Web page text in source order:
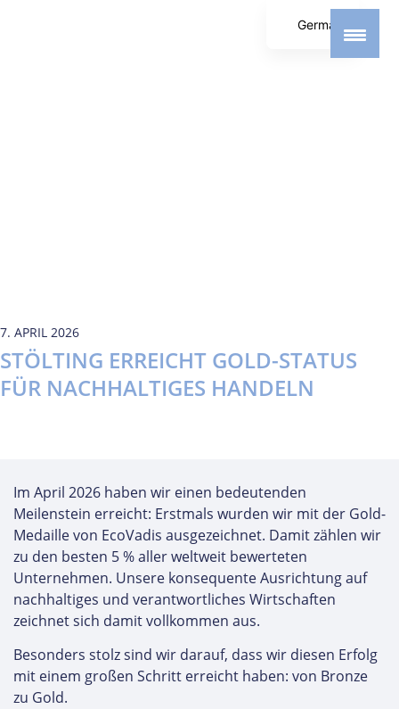
7. APRIL 2026
STÖLTING ERREICHT GOLD-STATUS
FÜR NACHHALTIGES HANDELN
Im April 2026 haben wir einen bedeutenden
Meilenstein erreicht: Erstmals wurden wir mit der Gold-
Medaille von EcoVadis ausgezeichnet. Damit zählen wir
zu den besten 5 % aller weltweit bewerteten
Unternehmen. Unsere konsequente Ausrichtung auf
nachhaltiges und verantwortliches Wirtschaften
zeichnet sich damit vollkommen aus.
Besonders stolz sind wir darauf, dass wir diesen Erfolg
mit einem großen Schritt erreicht haben: von Bronze
zu Gold.
German